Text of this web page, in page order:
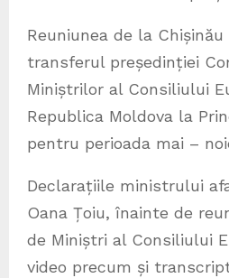
Reuniunea de la
transferul președinției
Miniștrilor al Consiliului
Republica Moldova la
pentru perioada mai –
Declarațiile ministrului
Oana Țoiu, înainte de
de Miniștri al Consiliului
video precum și